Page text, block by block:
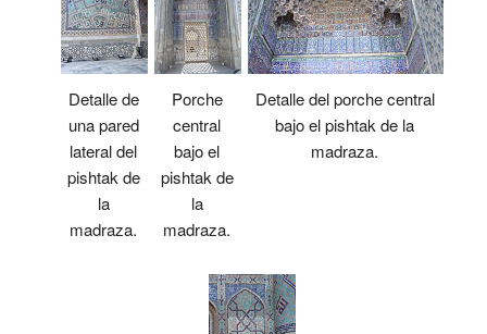
Detalle de
una pared
lateral del
pishtak de
la
madraza.
Porche
central
bajo el
pishtak de
la
madraza.
Detalle del porche central
bajo el pishtak de la
madraza.